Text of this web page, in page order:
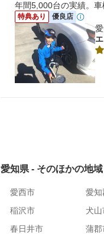
年間5,000台の実績。
特典あり 優良店
愛知県 - そのほかの地域
愛西市 愛知
稲沢市
犬山
春日井市
蒲郡